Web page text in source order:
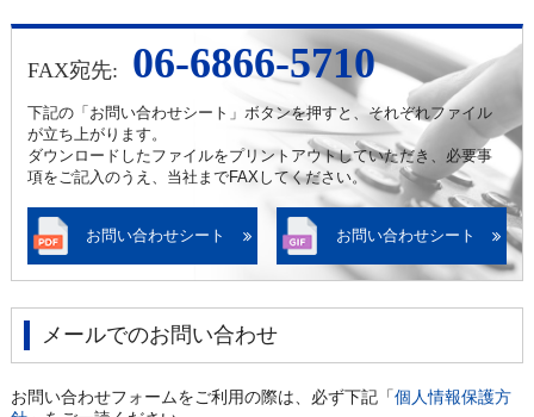
FAX宛先: 06-6866-5710
下記の「お問い合わせシート」ボタンを押すと、それぞれファイル
が立ち上がります。
ダウンロードしたファイルをプリントアウトしていただき、必要事
項をご記入のうえ、当社までFAXしてください。
お問い合わせシート お問い合わせシート
メールでのお問い合わせ
お問い合わせフォームをご利用の際は、必ず下記「個人情報保護方